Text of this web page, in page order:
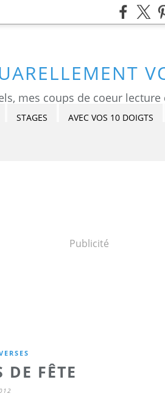
STAGES AVEC VOS 10 DOIGTS
Publicité
DE FÊTE